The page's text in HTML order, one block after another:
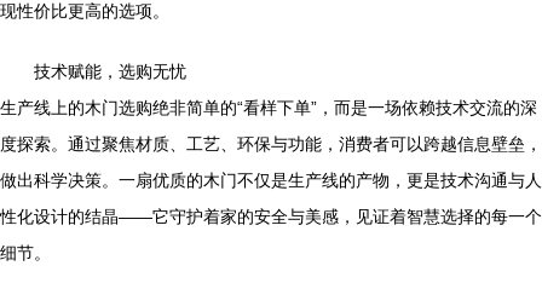
现性价比更高的选项。
技术赋能，选购无忧
生产线上的木门选购绝非简单的“看样下单”，而是一场依赖技术交流的深
度探索。通过聚焦材质、工艺、环保与功能，消费者可以跨越信息壁垒，
做出科学决策。一扇优质的木门不仅是生产线的产物，更是技术沟通与人
性化设计的结晶——它守护着家的安全与美感，见证着智慧选择的每一个
细节。